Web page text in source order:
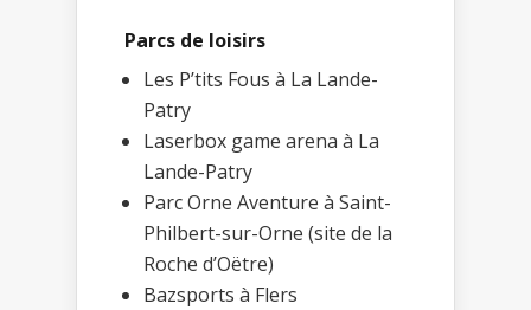
Parcs de loisirs
Les P’tits Fous à La Lande-
Patry
Laserbox game arena à La
Lande-Patry
Parc Orne Aventure à Saint-
Philbert-sur-Orne (site de la
Roche d’Oëtre)
Bazsports à Flers